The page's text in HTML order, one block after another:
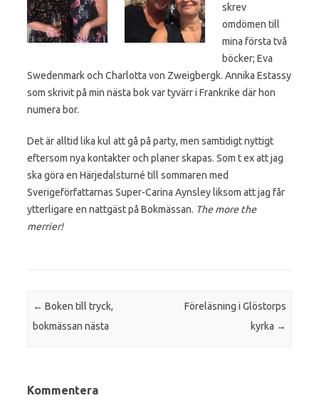
skrev
omdömen till
mina första två
böcker; Eva
Swedenmark och Charlotta von Zweigbergk. Annika Estassy
som skrivit på min nästa bok var tyvärr i Frankrike där hon
numera bor.
Det är alltid lika kul att gå på party, men samtidigt nyttigt
eftersom nya kontakter och planer skapas. Som t ex att jag
ska göra en Härjedalsturné till sommaren med
Sverigeförfattarnas Super-Carina Aynsley liksom att jag får
ytterligare en nattgäst på Bokmässan. The more the
merrier!
Post navigation
← Boken till tryck,
bokmässan nästa
Föreläsning i Glöstorps
kyrka →
Kommentera